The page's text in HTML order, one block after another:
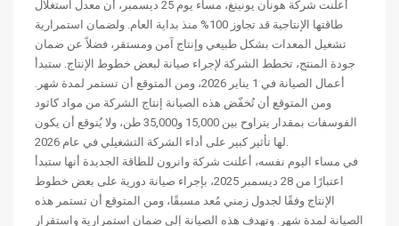
أعلنت شركة هونان يونينغ، مساء يوم 25 ديسمبر، أن معدل استغلال
طاقتها الإنتاجية قد تجاوز 100% منذ بداية العام. ولضمان استمرارية
تشغيل المعدات بشكل طبيعي وإنتاج آمن ومستقر، فضلاً عن ضمان
جودة المنتج، تخطط الشركة لإجراء صيانة لبعض خطوط الإنتاج. ستبدأ
أعمال الصيانة في 1 يناير 2026، ومن المتوقع أن تستمر لمدة شهر.
ومن المتوقع أن تُخفّض هذه الصيانة إنتاج الشركة من مواد كاثود
الفوسفات بمقدار يتراوح بين 15,000 و35,000 طن، ولا يُتوقع أن يكون
لها تأثير كبير على أداء الشركة التشغيلي في عام 2026.
في مساء اليوم نفسه، أعلنت شركة وانرون للطاقة الجديدة أنها ستبدأ
اعتبارًا من 28 ديسمبر 2025، بإجراء صيانة دورية على بعض خطوط
الإنتاج وفقًا لجدول زمني مُعد مسبقًا، ومن المتوقع أن تستمر هذه
الصيانة لمدة شهر. وتهدف هذه الصيانة إلى ضمان استمرارية واستقرار